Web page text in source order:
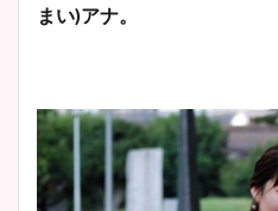
まい)アナ。